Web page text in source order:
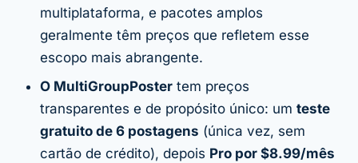
multiplataforma, e pacotes amplos
geralmente têm preços que refletem esse
escopo mais abrangente.
O MultiGroupPoster tem preços
transparentes e de propósito único: um teste
gratuito de 6 postagens (única vez, sem
cartão de crédito), depois Pro por $8.99/mês